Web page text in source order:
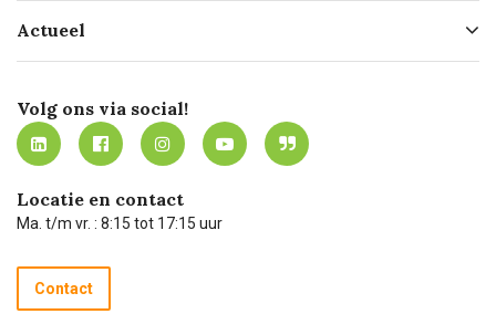
Missie
Werken bij Carel Lurvink
MVO
Bezorgen
Mijn Carel Lurvink
Mijn Carel Lurvink instructievideo's
Carel Lurvink App
Hulp op afstand
Technische dienst
Recycle programma
Betalen
Actueel
Innovation LAB
Tevreden klanten
Carel Lurvink Blog
Carel de podcast
Volg ons via social!
Locatie en contact
Ma. t/m vr. : 8:15 tot 17:15 uur
Contact